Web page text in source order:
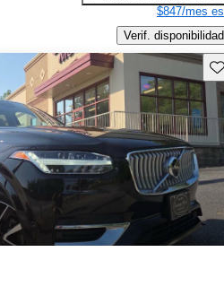
$847/mes
Verif. disponibilidad